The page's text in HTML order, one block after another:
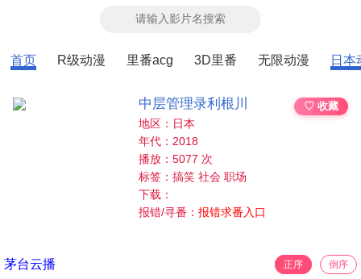
首页 R级动漫 里番acg 3D里番 无限动漫 日本
中层管理录利根川
♡ 收藏
地区：日本
年代：2018
播放：5077 次
标签：搞笑 社会 职场
下载：
报错/寻番：报错求番入口
茅台云播 正序 倒序